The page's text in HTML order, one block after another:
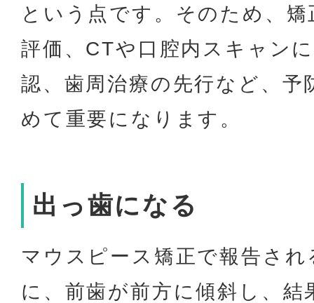
という点です。そのため、
評価、CTや口腔内スキャン
認、歯周治療の先行など、予
めて重要になります。
出っ歯になる
マウスピース矯正で報告さ
に、前歯が前方に傾斜し、結